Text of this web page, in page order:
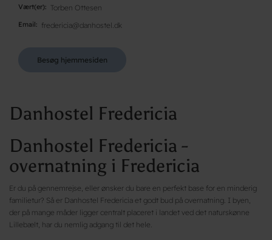
Vært(er) Torben Ottesen
Email fredericia@danhostel.dk
Besøg hjemmesiden
Danhostel Fredericia
Danhostel Fredericia -
overnatning i Fredericia
Er du på gennemrejse, eller ønsker du bare en perfekt base for en minderig
familietur? Så er Danhostel Fredericia et godt bud på overnatning. I byen,
der på mange måder ligger centralt placeret i landet ved det naturskønne
Lillebælt, har du nemlig adgang til det hele.